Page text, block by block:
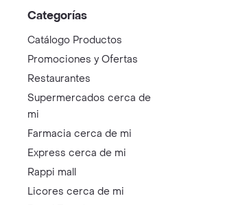
Categorías
Catálogo Productos
Promociones y Ofertas
Restaurantes
Supermercados cerca de
mi
Farmacia cerca de mi
Express cerca de mi
Rappi mall
Licores cerca de mi